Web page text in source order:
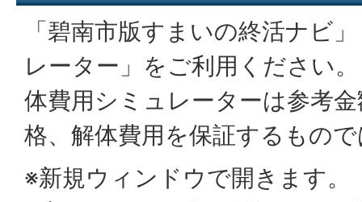
「碧南市版すまいの終活ナビ
レーター」をご利用ください
体費用シミュレーターは参考
格、解体費用を保証するもの
※新規ウィンドウで開きます。